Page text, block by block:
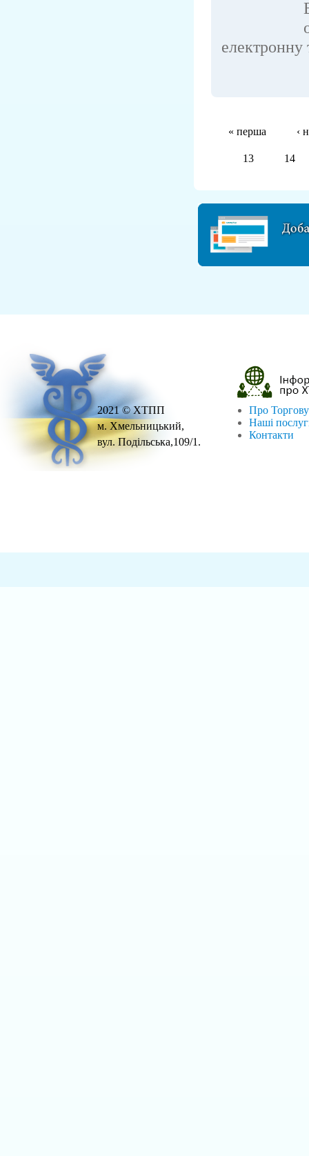
електронну
« перша ‹
13 14
2021 © ХТПП
м. Хмельницький,
вул. Подільська,109/1.
Про
Наші
Контакти